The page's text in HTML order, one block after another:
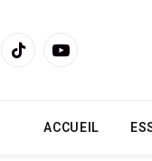
TikTokYouTube
ACCUEIL